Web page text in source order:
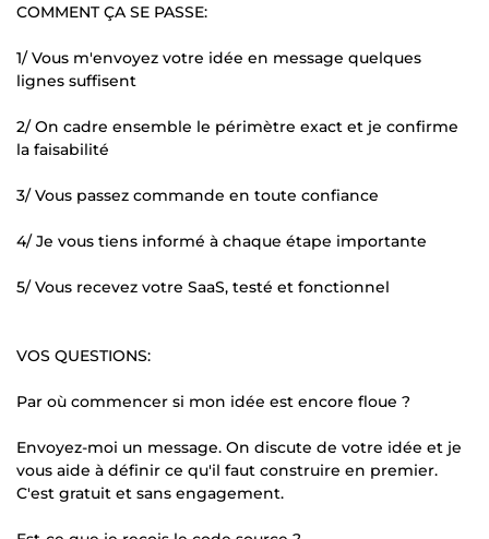
COMMENT ÇA SE PASSE:
1/ Vous m'envoyez votre idée en message quelques
lignes suffisent
2/ On cadre ensemble le périmètre exact et je confirme
la faisabilité
3/ Vous passez commande en toute confiance
4/ Je vous tiens informé à chaque étape importante
5/ Vous recevez votre SaaS, testé et fonctionnel
VOS QUESTIONS:
Par où commencer si mon idée est encore floue ?
Envoyez-moi un message. On discute de votre idée et je
vous aide à définir ce qu'il faut construire en premier.
C'est gratuit et sans engagement.